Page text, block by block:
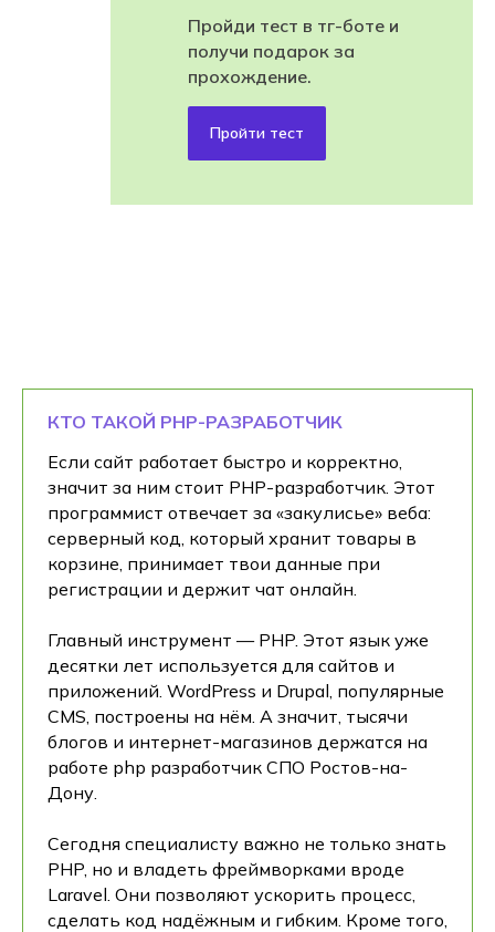
Пройди тест в тг-боте и
получи подарок за
прохождение.
Пройти тест
КТО ТАКОЙ PHP-РАЗРАБОТЧИК
Если сайт работает быстро и корректно,
значит за ним стоит PHP-разработчик. Этот
программист отвечает за «закулисье» веба:
серверный код, который хранит товары в
корзине, принимает твои данные при
регистрации и держит чат онлайн.
Главный инструмент — PHP. Этот язык уже
десятки лет используется для сайтов и
приложений. WordPress и Drupal, популярные
CMS, построены на нём. А значит, тысячи
блогов и интернет-магазинов держатся на
работе php разработчик СПО Ростов-на-
Дону.
Сегодня специалисту важно не только знать
PHP, но и владеть фреймворками вроде
Laravel. Они позволяют ускорить процесс,
сделать код надёжным и гибким. Кроме того,